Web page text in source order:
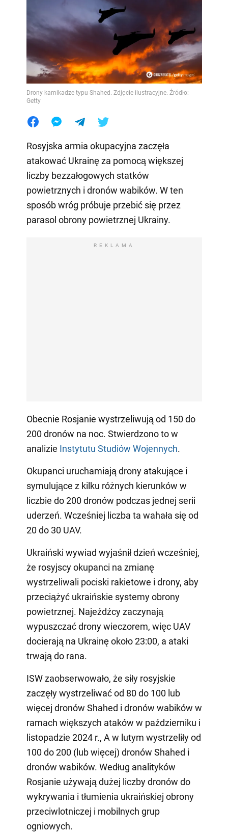
Drony kamikadze typu Shahed. Zdjęcie ilustracyjne. Źródło:
Getty
Rosyjska armia okupacyjna zaczęła
atakować Ukrainę za pomocą większej
liczby bezzałogowych statków
powietrznych i dronów wabików. W ten
sposób wróg próbuje przebić się przez
parasol obrony powietrznej Ukrainy.
REKLAMA
Obecnie Rosjanie wystrzeliwują od 150 do
200 dronów na noc. Stwierdzono to w
analizie Instytutu Studiów Wojennych.
Okupanci uruchamiają drony atakujące i
symulujące z kilku różnych kierunków w
liczbie do 200 dronów podczas jednej serii
uderzeń. Wcześniej liczba ta wahała się od
20 do 30 UAV.
Ukraiński wywiad wyjaśnił dzień wcześniej,
że rosyjscy okupanci na zmianę
wystrzeliwali pociski rakietowe i drony, aby
przeciążyć ukraińskie systemy obrony
powietrznej. Najeźdźcy zaczynają
wypuszczać drony wieczorem, więc UAV
docierają na Ukrainę około 23:00, a ataki
trwają do rana.
ISW zaobserwowało, że siły rosyjskie
zaczęły wystrzeliwać od 80 do 100 lub
więcej dronów Shahed i dronów wabików w
ramach większych ataków w październiku i
listopadzie 2024 r., A w lutym wystrzeliły od
100 do 200 (lub więcej) dronów Shahed i
dronów wabików. Według analityków
Rosjanie używają dużej liczby dronów do
wykrywania i tłumienia ukraińskiej obrony
przeciwlotniczej i mobilnych grup
ogniowych.